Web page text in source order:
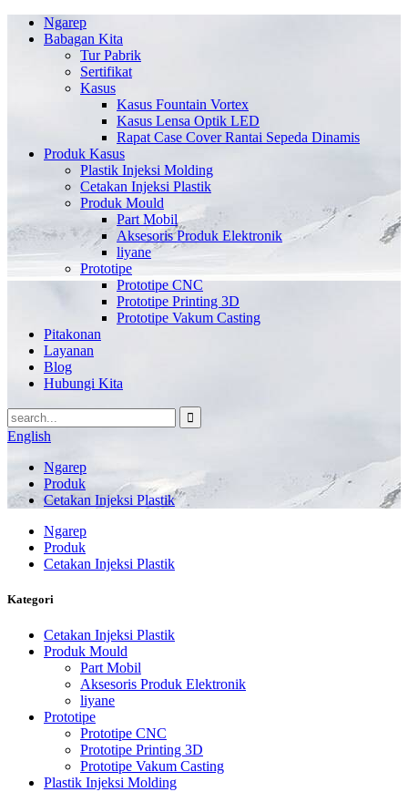
Ngarep
Babagan Kita
Tur Pabrik
Sertifikat
Kasus
Kasus Fountain Vortex
Kasus Lensa Optik LED
Rapat Case Cover Rantai Sepeda Dinamis
Produk Kasus
Plastik Injeksi Molding
Cetakan Injeksi Plastik
Produk Mould
Part Mobil
Aksesoris Produk Elektronik
liyane
Prototipe
Prototipe CNC
Prototipe Printing 3D
Prototipe Vakum Casting
Pitakonan
Layanan
Blog
Hubungi Kita
English
Ngarep
Produk
Cetakan Injeksi Plastik
Ngarep
Produk
Cetakan Injeksi Plastik
Kategori
Cetakan Injeksi Plastik
Produk Mould
Part Mobil
Aksesoris Produk Elektronik
liyane
Prototipe
Prototipe CNC
Prototipe Printing 3D
Prototipe Vakum Casting
Plastik Injeksi Molding